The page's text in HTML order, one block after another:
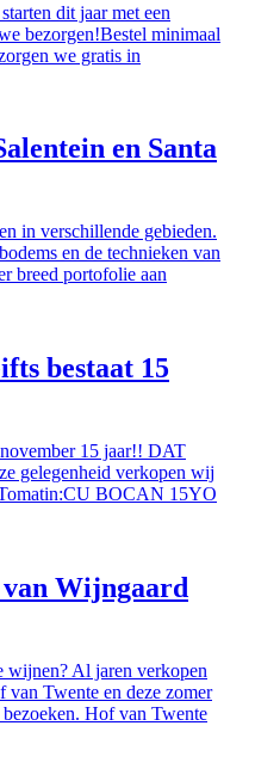
dit jaar met een
bezorgen!Bestel minimaal
we gratis in
en Santa
in verschillende gebieden.
en de technieken van
breed portofolie aan
bestaat 15
15 jaar!! DAT
gelegenheid verkopen wij
BOCAN 15YO
Wijngaard
wijnen? Al jaren verkopen
Twente en deze zomer
Hof van Twente